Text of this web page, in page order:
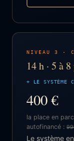
NIVEAU 3 ·
14 h · 5 à
+ LE SYSTÈME
400 €
la place en
autofinancé :
Le système